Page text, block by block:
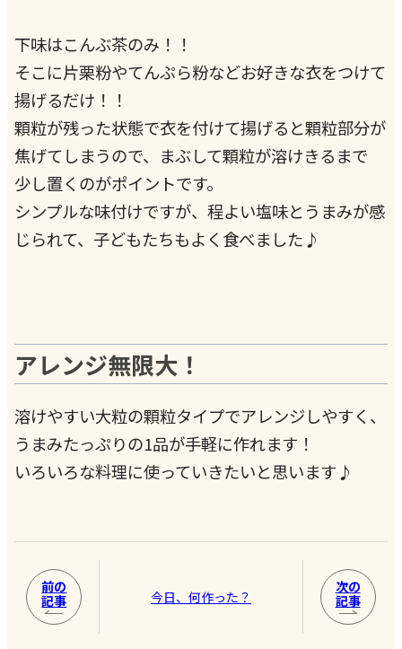
下味はこんぶ茶のみ！！
そこに片栗粉やてんぷら粉などお好きな衣をつけて
揚げるだけ！！
顆粒が残った状態で衣を付けて揚げると顆粒部分が
焦げてしまうので、まぶして顆粒が溶けきるまで
少し置くのがポイントです。
シンプルな味付けですが、程よい塩味とうまみが感
じられて、子どもたちもよく食べました♪
アレンジ無限大！
溶けやすい大粒の顆粒タイプでアレンジしやすく、
うまみたっぷりの1品が手軽に作れます！
いろいろな料理に使っていきたいと思います♪
前の
記事
今日、何作った？
次の
記事